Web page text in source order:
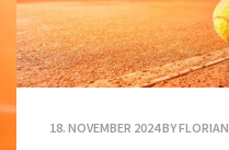
18. NOVEMBER 2024BYFLORIAN